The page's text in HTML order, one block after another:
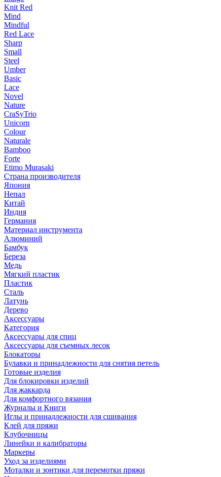
Knit Red
Mind
Mindful
Red Lace
Sharp
Small
Steel
Umber
Basic
Lace
Novel
Nature
CraSyTrio
Unicorn
Colour
Naturale
Bamboo
Forte
Etimo Murasaki
Страна производителя
Япония
Непал
Китай
Индия
Германия
Материал инструмента
Алюминий
Бамбук
Береза
Медь
Мягкий пластик
Пластик
Сталь
Латунь
Дерево
Аксессуары
Категория
Аксессуары для спиц
Аксессуары для съемных лесок
Блокаторы
Булавки и принадлежности для снятия петель
Готовые изделия
Для блокировки изделий
Для жаккарда
Для комфортного вязания
Журналы и Книги
Иглы и принадлежности для сшивания
Клей для пряжи
Клубочницы
Линейки и калибраторы
Маркеры
Уход за изделиями
Моталки и зонтики для перемотки пряжи